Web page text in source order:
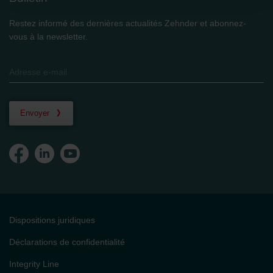
Zehnder Group België nv/sa: Déclarations de confidentialité
Zehnder Group Czech Republic s.r.o.: Zásady ochrany
Zehnder Group France: Protection des données
Zehnder Group Ibérica SAU: Política de privacidad
Zehnder Group İç Mekan İklimlendirme Sanayi ve Ticaret
Zehnder Group Sales International: Privacy Policy
Zehnder Group Schweiz AG: Datenschutz
Restez informé des dernières actualités Zehnder et abonnez-
vous à la newsletter.
Envoyer
Dispositions juridiques
Déclarations de confidentialité
Integrity Line